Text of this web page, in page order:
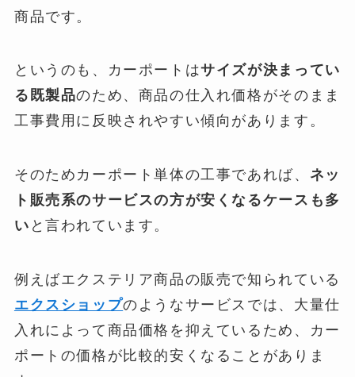
商品です。
というのも、カーポートはサイズが決まってい
る既製品のため、商品の仕入れ価格がそのまま
工事費用に反映されやすい傾向があります。
そのためカーポート単体の工事であれば、 ネッ
ト販売系のサービスの方が安くなるケースも多
い と言われています。
例えばエクステリア商品の販売で知られている
エクスショップのようなサービスでは、大量仕
入れによって商品価格を抑えているため、カー
ポートの価格が比較的安くなることがありま